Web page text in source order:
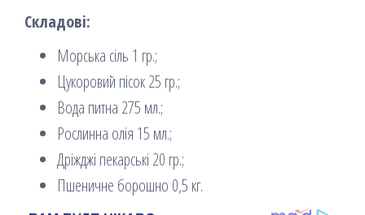
Складові:
Морська сіль 1 гр.;
Цукоровий пісок 25 гр.;
Вода питна 275 мл.;
Рослинна олія 15 мл.;
Дріжджі пекарські 20 гр.;
Пшеничне борошно 0,5 кг.